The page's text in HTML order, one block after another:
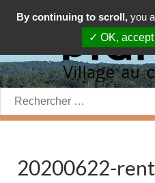
Rechercher:
20200622-
By continuing to scroll, you
✓ OK, accept